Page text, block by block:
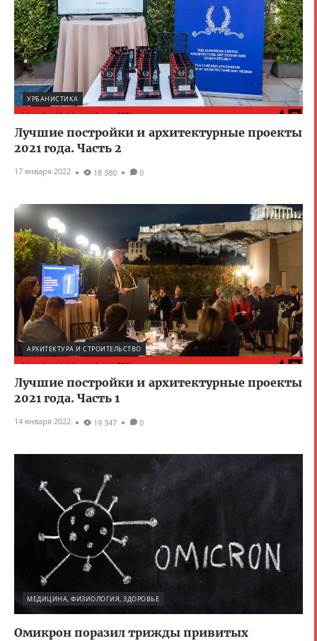
УРБАНИСТИКА
Лучшие постройки и архитектурные проекты
2021 года. Часть 2
17 января 2022 18 380 0
АРХИТЕКТУРА И СТРОИТЕЛЬСТВО
Лучшие постройки и архитектурные проекты
2021 года. Часть 1
14 января 2022 19 347 0
МЕДИЦИНА, ФИЗИОЛОГИЯ, ЗДОРОВЬЕ
Омикрон поразил трижды привитых